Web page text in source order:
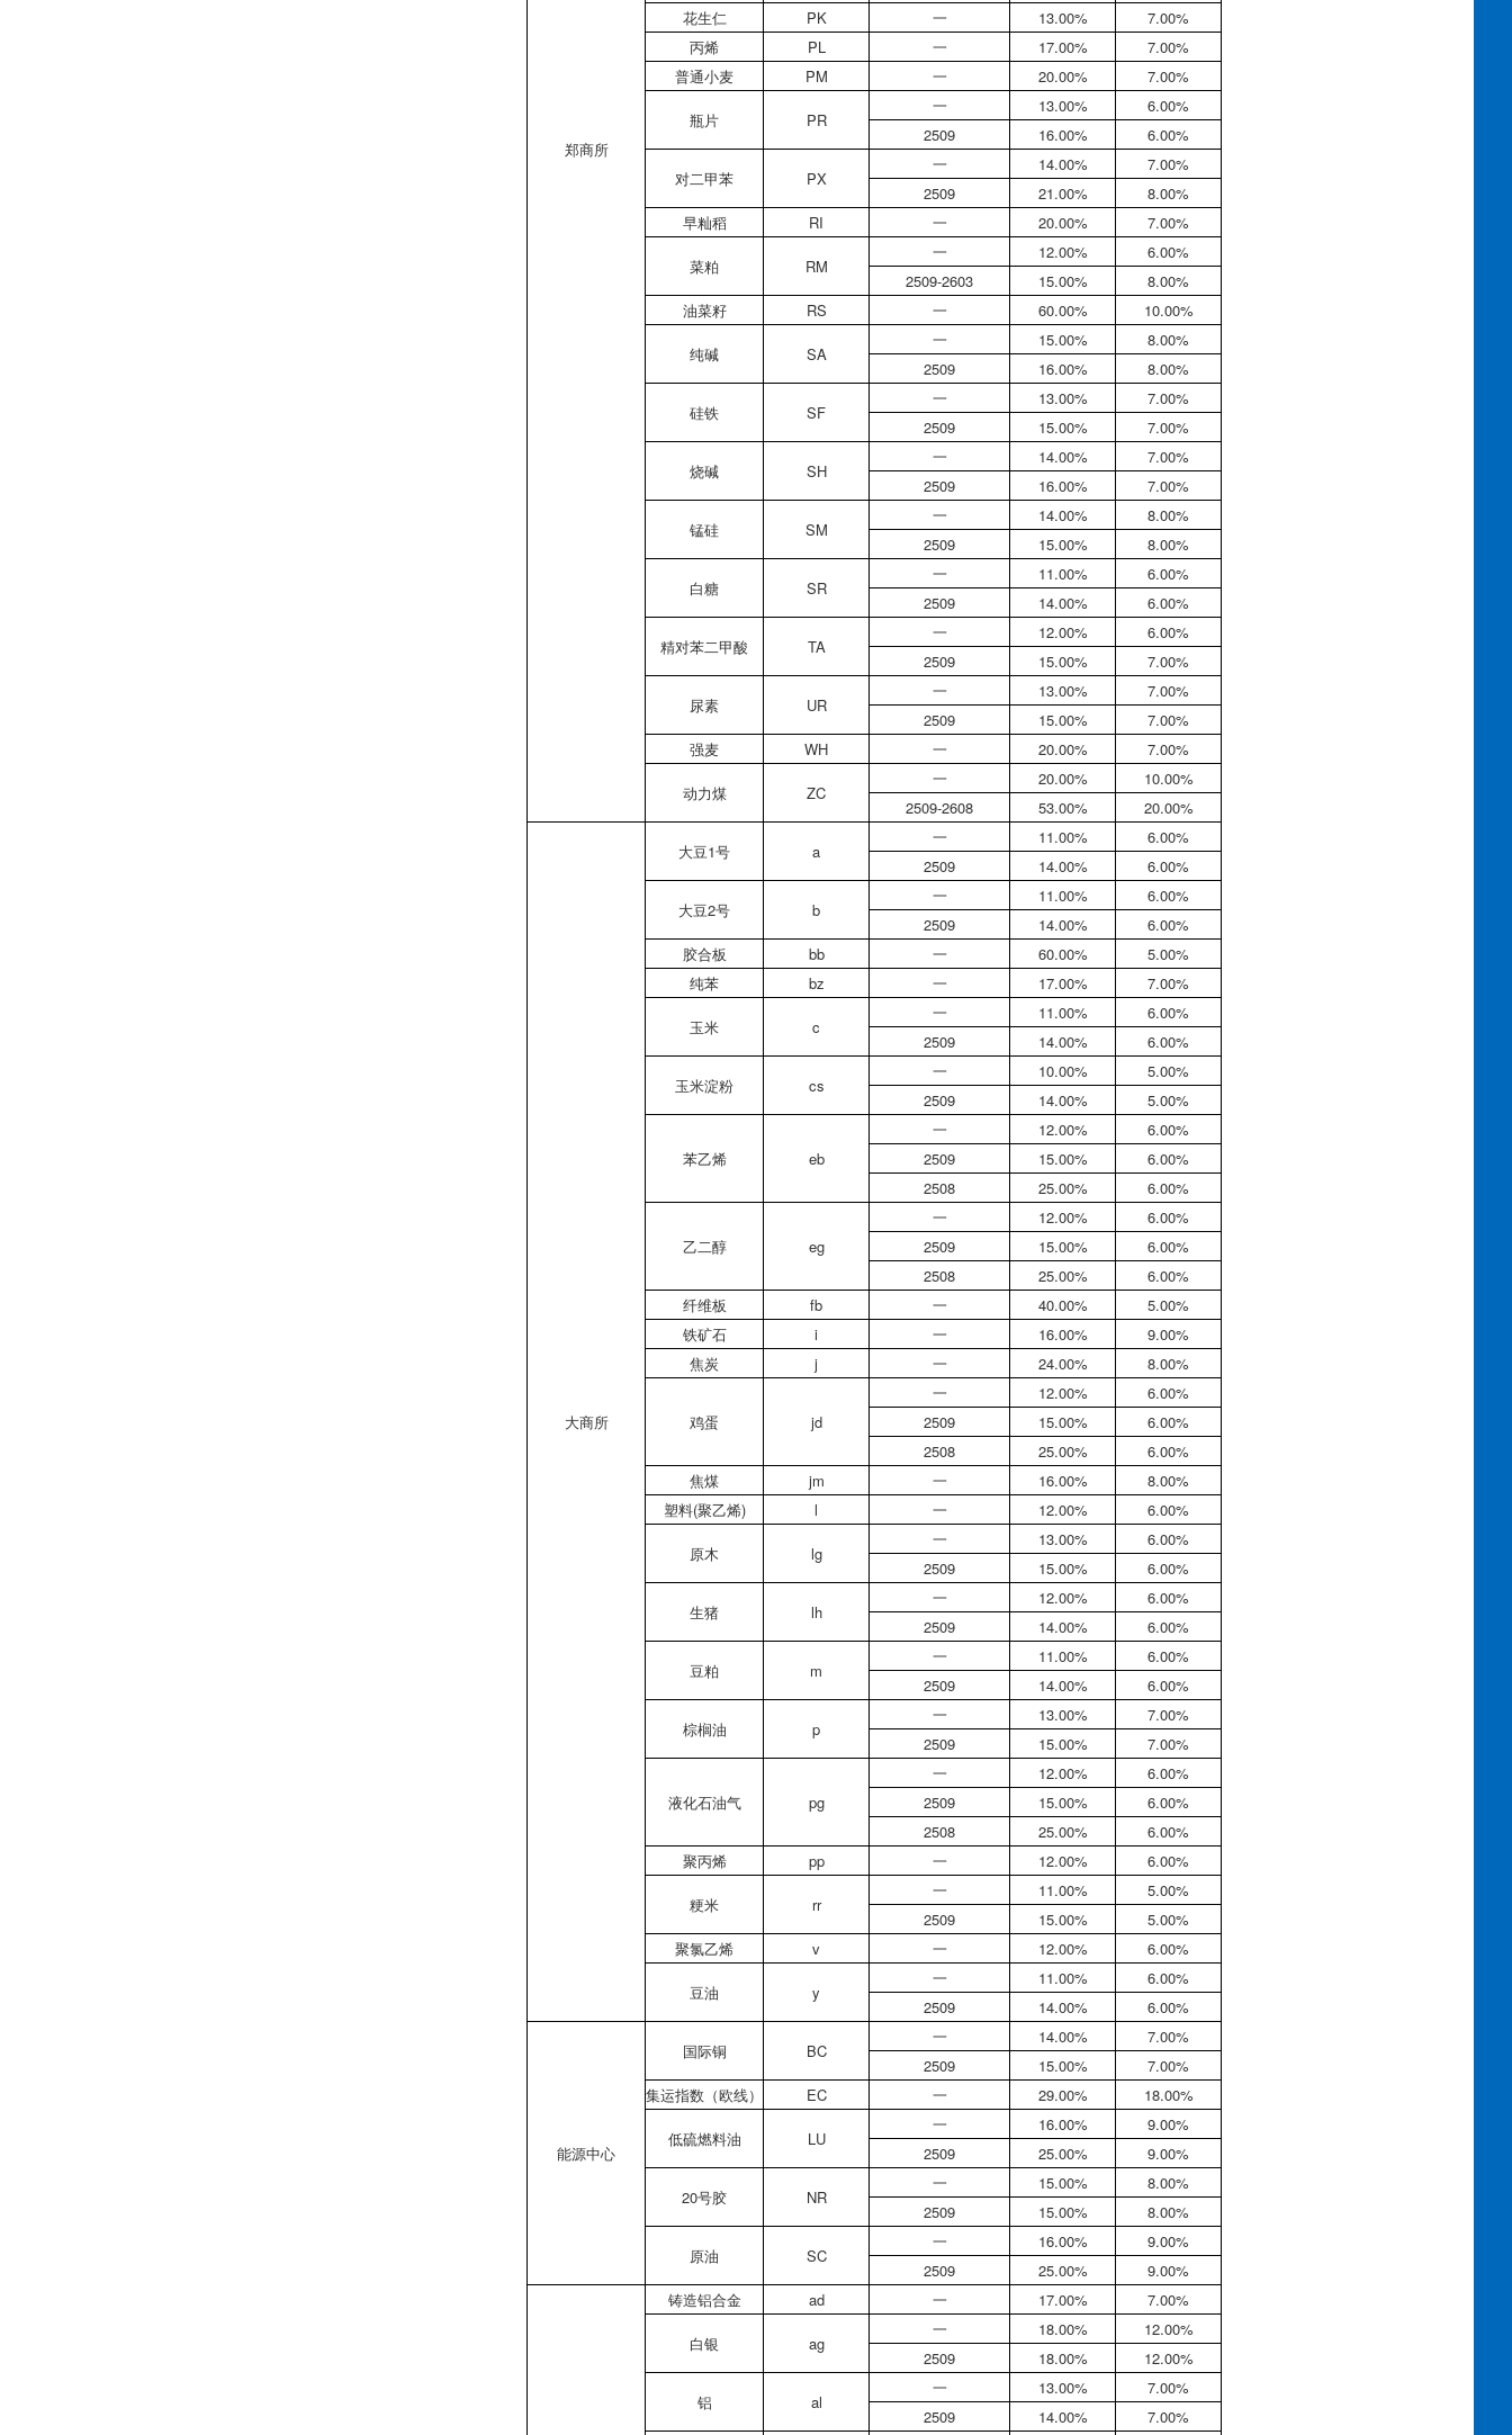
郑商所
花生仁
PK 一 13.00%
7.00%
丙烯
PL 一 17.00%
7.00%
普通小麦
PM 一 20.00% 7.00%
瓶片 PR
一 13.00%
6.00%
2509
16.00% 6.00%
对二甲苯 PX
一 14.00%
7.00%
2509
21.00%
8.00%
早籼稻
RI 一 20.00% 7.00%
菜粕 RM
一 12.00%
6.00%
2509-2603
15.00%
8.00%
油菜籽
RS 一 60.00% 10.00%
纯碱 SA
一 15.00%
8.00%
2509
16.00% 8.00%
硅铁 SF
一 13.00%
7.00%
2509
15.00% 7.00%
烧碱 SH
一 14.00%
7.00%
2509
16.00% 7.00%
锰硅 SM
一 14.00%
8.00%
2509
15.00% 8.00%
白糖 SR
一 11.00%
6.00%
2509
14.00% 6.00%
精对苯二甲酸 TA
一 12.00%
6.00%
2509
15.00% 7.00%
尿素 UR
一 13.00%
7.00%
2509
15.00%
7.00%
强麦
WH 一 20.00% 7.00%
动力煤 ZC
一 20.00%
10.00%
2509-2608
53.00% 20.00%
大商所
大豆1号 a
一 11.00%
6.00%
2509
14.00% 6.00%
大豆2号 b
一 11.00%
6.00%
2509
14.00%
6.00%
胶合板
bb 一 60.00%
5.00%
纯苯
bz 一 17.00% 7.00%
玉米 c
一 11.00%
6.00%
2509
14.00% 6.00%
玉米淀粉 cs
一 10.00%
5.00%
2509
14.00% 5.00%
苯乙烯 eb
一 12.00%
6.00%
2509
15.00%
6.00%
2508
25.00% 6.00%
乙二醇 eg
一 12.00%
6.00%
2509
15.00%
6.00%
2508
25.00%
6.00%
纤维板
fb 一 40.00%
5.00%
铁矿石
i 一 16.00%
9.00%
焦炭
j 一 24.00% 8.00%
鸡蛋 jd
一 12.00%
6.00%
2509
15.00%
6.00%
2508
25.00%
6.00%
焦煤
jm 一 16.00%
8.00%
塑料(聚乙烯)
l 一 12.00% 6.00%
原木 lg
一 13.00%
6.00%
2509
15.00% 6.00%
生猪 lh
一 12.00%
6.00%
2509
14.00% 6.00%
豆粕 m
一 11.00%
6.00%
2509
14.00% 6.00%
棕榈油 p
一 13.00%
7.00%
2509
15.00% 7.00%
液化石油气 pg
一 12.00%
6.00%
2509
15.00%
6.00%
2508
25.00%
6.00%
聚丙烯
pp 一 12.00% 6.00%
粳米 rr
一 11.00%
5.00%
2509
15.00%
5.00%
聚氯乙烯
v 一 12.00% 6.00%
豆油 y
一 11.00%
6.00%
2509
14.00% 6.00%
能源中心
国际铜 BC
一 14.00%
7.00%
2509
15.00%
7.00%
集运指数（欧线）
EC 一 29.00% 18.00%
低硫燃料油 LU
一 16.00%
9.00%
2509
25.00% 9.00%
20号胶 NR
一 15.00%
8.00%
2509
15.00% 8.00%
原油 SC
一 16.00%
9.00%
2509
25.00%
9.00%
铸造铝合金
ad 一 17.00% 7.00%
白银 ag
一 18.00%
12.00%
2509
18.00% 12.00%
铝 al
一 13.00%
7.00%
2509
14.00% 7.00%